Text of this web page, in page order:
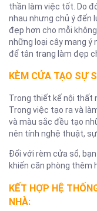
thần làm việc tốt. Do
nhau nhưng chủ ý đến
đẹp hơn cho mỗi
những loại cây mang ý
để tân trang làm đẹp
KÈM CỬA TẠO SỰ
Trong thiết kế nội thất
Trong việc tạo ra và
và màu sắc đều tạo
nên tính nghệ thuật,
Đối với rèm cửa sổ,
khiến căn phòng thêm
KẾT HỢP HỆ
NHÀ: